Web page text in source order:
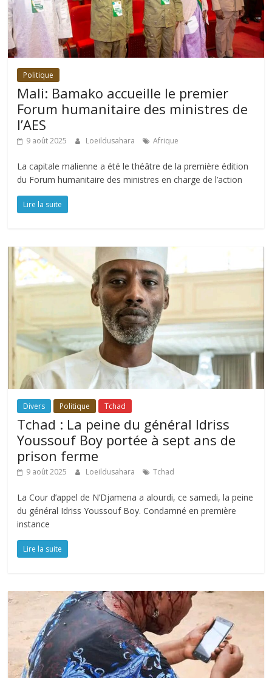
Politique
Mali: Bamako accueille le premier
Forum humanitaire des ministres de
l’AES
9 août 2025 Loeildusahara Afrique
La capitale malienne a été le théâtre de la première édition
du Forum humanitaire des ministres en charge de l’action
Lire la suite
Divers Politique Tchad
Tchad : La peine du général Idriss
Youssouf Boy portée à sept ans de
prison ferme
9 août 2025 Loeildusahara Tchad
La Cour d’appel de N’Djamena a alourdi, ce samedi, la peine
du général Idriss Youssouf Boy. Condamné en première
instance
Lire la suite